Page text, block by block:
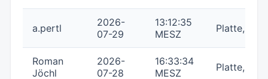
a.pertl
2026-
07-29
13:12:35
MESZ
Platte,
Roman
Jöchl
2026-
07-28
16:33:34
MESZ
Platte,